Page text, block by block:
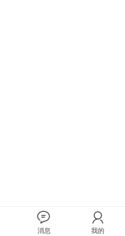
消息 我的